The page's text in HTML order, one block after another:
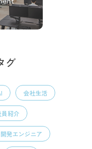
グ
会社生活
員紹介
開発エンジニア